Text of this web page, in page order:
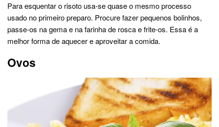
Para esquentar o risoto usa-se quase o mesmo processo
usado no primeiro preparo. Procure fazer pequenos bolinhos,
passe-os na gema e na farinha de rosca e frite-os. Essa é a
melhor forma de aquecer e aproveitar a comida.
Ovos